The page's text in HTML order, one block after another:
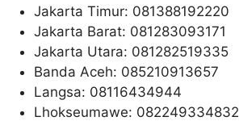
Jakarta Timur: 081388192220
Jakarta Barat: 081283093171
Jakarta Utara: 081282519335
Banda Aceh: 085210913657
Langsa: 08116434944
Lhokseumawe: 082249334832